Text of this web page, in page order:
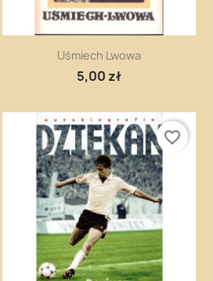
 Szybki podgląd
Uśmiech Lwowa
5,00 zł
favorite_border